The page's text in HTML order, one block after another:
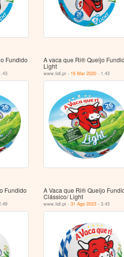
Fundido A vaca que Ri® Queijo
Light
www.lidl.pt - 16 Mar 2020- 1.43
Fundido A Vaca que Ri® Queijo
Clássico/ Light
www.lidl.pt - 31 Ago 2023- 3.43